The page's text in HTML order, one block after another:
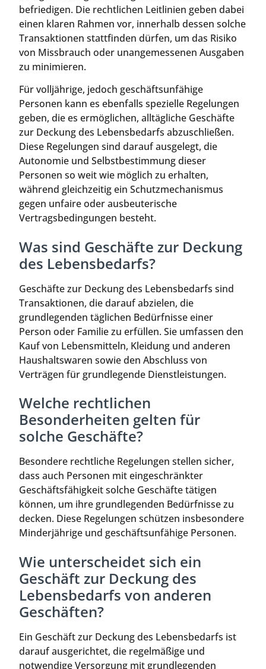
befriedigen. Die rechtlichen Leitlinien geben dabei
einen klaren Rahmen vor, innerhalb dessen solche
Transaktionen stattfinden dürfen, um das Risiko
von Missbrauch oder unangemessenen Ausgaben
zu minimieren.
Für volljährige, jedoch geschäftsunfähige
Personen kann es ebenfalls spezielle Regelungen
geben, die es ermöglichen, alltägliche Geschäfte
zur Deckung des Lebensbedarfs abzuschließen.
Diese Regelungen sind darauf ausgelegt, die
Autonomie und Selbstbestimmung dieser
Personen so weit wie möglich zu erhalten,
während gleichzeitig ein Schutzmechanismus
gegen unfaire oder ausbeuterische
Vertragsbedingungen besteht.
Was sind Geschäfte zur Deckung
des Lebensbedarfs?
Geschäfte zur Deckung des Lebensbedarfs sind
Transaktionen, die darauf abzielen, die
grundlegenden täglichen Bedürfnisse einer
Person oder Familie zu erfüllen. Sie umfassen den
Kauf von Lebensmitteln, Kleidung und anderen
Haushaltswaren sowie den Abschluss von
Verträgen für grundlegende Dienstleistungen.
Welche rechtlichen
Besonderheiten gelten für
solche Geschäfte?
Besondere rechtliche Regelungen stellen sicher,
dass auch Personen mit eingeschränkter
Geschäftsfähigkeit solche Geschäfte tätigen
können, um ihre grundlegenden Bedürfnisse zu
decken. Diese Regelungen schützen insbesondere
Minderjährige und geschäftsunfähige Personen.
Wie unterscheidet sich ein
Geschäft zur Deckung des
Lebensbedarfs von anderen
Geschäften?
Ein Geschäft zur Deckung des Lebensbedarfs ist
darauf ausgerichtet, die regelmäßige und
notwendige Versorgung mit grundlegenden